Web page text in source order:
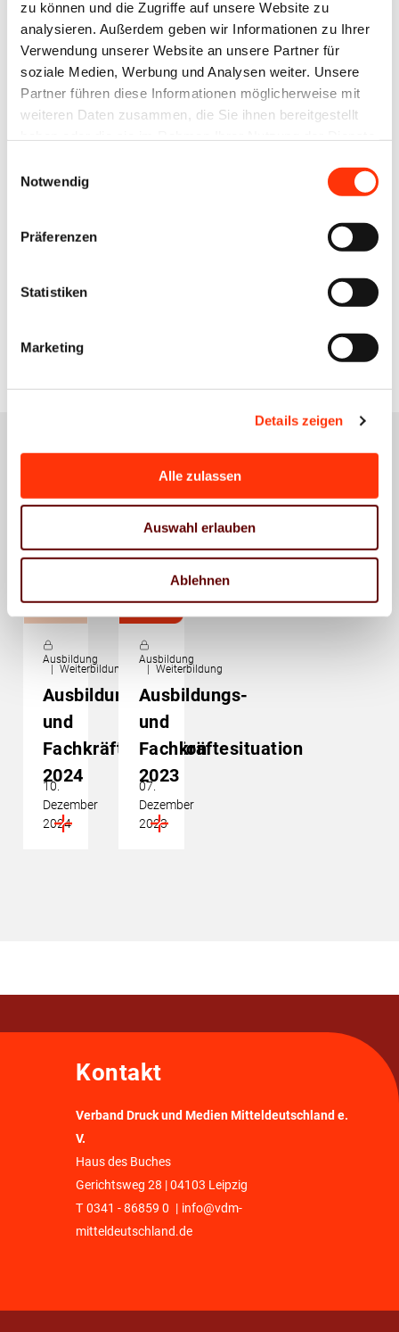
zu können und die Zugriffe auf unsere Website zu
analysieren. Außerdem geben wir Informationen zu Ihrer
Verwendung unserer Website an unsere Partner für
soziale Medien, Werbung und Analysen weiter. Unsere
Partner führen diese Informationen möglicherweise mit
weiteren Daten zusammen, die Sie ihnen bereitgestellt
Notwendig
Präferenzen
Statistiken
Marketing
Details zeigen
Alle zulassen
Auswahl erlauben
Ablehnen
Passwort vergessen?
Ansprechpartner
Das könnte Sie auch
interessieren
Ausbildung
Weiterbildung
Ausbildungs-
und
Fachkräftesituation
2024
10.
Dezember
2024
Ausbildung
Weiterbildung
Ausbildungs-
und
Fachkräftesituation
2023
07.
Dezember
2023
Kontakt
Verband Druck und Medien Mitteldeutschland e.
V.
Haus des Buches
Gerichtsweg 28 | 04103 Leipzig
T 0341 - 86859 0 | info@vdm-
mitteldeutschland.de